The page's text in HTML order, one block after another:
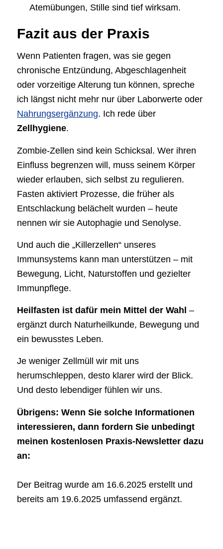
Atemübungen, Stille sind tief wirksam.
Fazit aus der Praxis
Wenn Patienten fragen, was sie gegen
chronische Entzündung, Abgeschlagenheit
oder vorzeitige Alterung tun können, spreche
ich längst nicht mehr nur über Laborwerte oder
Nahrungsergänzung. Ich rede über
Zellhygiene.
Zombie-Zellen sind kein Schicksal. Wer ihren
Einfluss begrenzen will, muss seinem Körper
wieder erlauben, sich selbst zu regulieren.
Fasten aktiviert Prozesse, die früher als
Entschlackung belächelt wurden – heute
nennen wir sie Autophagie und Senolyse.
Und auch die „Killerzellen“ unseres
Immunsystems kann man unterstützen – mit
Bewegung, Licht, Naturstoffen und gezielter
Immunpflege.
Heilfasten ist dafür mein Mittel der Wahl –
ergänzt durch Naturheilkunde, Bewegung und
ein bewusstes Leben.
Je weniger Zellmüll wir mit uns
herumschleppen, desto klarer wird der Blick.
Und desto lebendiger fühlen wir uns.
Übrigens: Wenn Sie solche Informationen
interessieren, dann fordern Sie unbedingt
meinen kostenlosen Praxis-Newsletter dazu
an:
Der Beitrag wurde am 16.6.2025 erstellt und
bereits am 19.6.2025 umfassend ergänzt.